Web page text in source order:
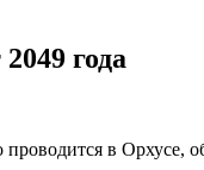
года
в